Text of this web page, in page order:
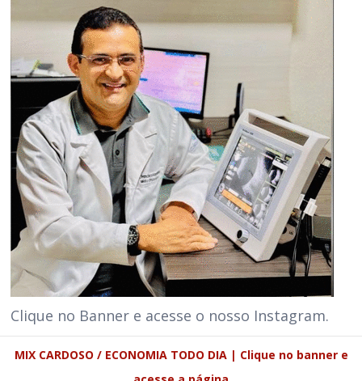
Clique no Banner e acesse o nosso Instagram.
MIX CARDOSO / ECONOMIA TODO DIA | Clique no banner e